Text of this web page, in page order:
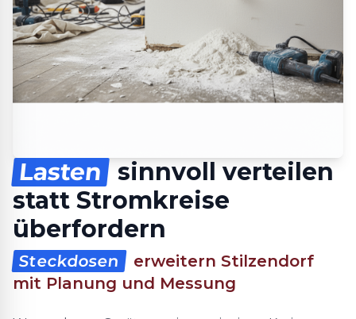
Lasten sinnvoll verteilen
statt Stromkreise
überfordern
Steckdosen
erweitern Stilzendorf
mit Planung und Messung